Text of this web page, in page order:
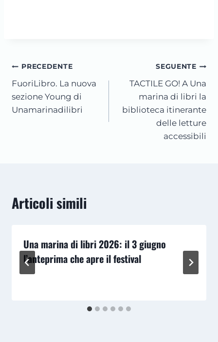
Navigazione
articoli
PRECEDENTE
FuoriLibro. La nuova
sezione Young di
Unamarinadilibri
SEGUENTE
TACTILE GO! A Una
marina di libri la
biblioteca itinerante
delle letture
accessibili
Articoli simili
Una marina di libri 2026: il 3 giugno
l’anteprima che apre il festival